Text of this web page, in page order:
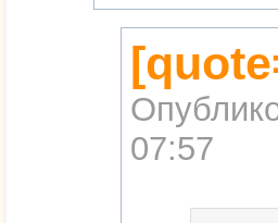
07:57